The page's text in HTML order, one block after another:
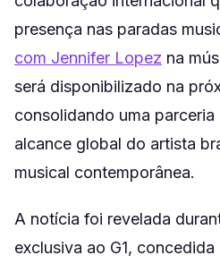
presença nas paradas
com Jennifer Lopez na
será disponibilizado na
consolidando uma parceria
alcance global do artista
musical contemporânea.
A notícia foi revelada
exclusiva ao G1,